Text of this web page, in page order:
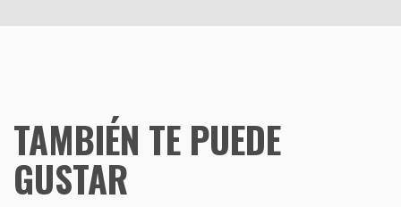
TAMBIÉN TE PUEDE
GUSTAR